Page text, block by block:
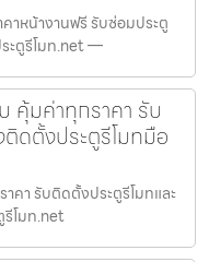
าหน้างานฟรี รับซ่อมประตู
ะตูรีโมท.net —
คุ้มค่าทุกราคา รับ
ติดตั้งประตูรีโมทมือ
คา รับติดตั้งประตูรีโมทและ
รีโมท.net